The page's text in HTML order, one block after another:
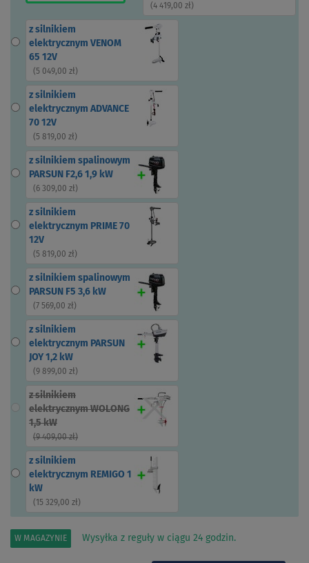
(4 419,00 zł)
z silnikiem
elektrycznym VENOM
65 12V
( 5 049,00 zł)
z silnikiem
elektrycznym ADVANCE
70 12V
( 5 819,00 zł)
z silnikiem spalinowym
PARSUN F2,6 1,9 kW
( 6 309,00 zł)
z silnikiem
elektrycznym PRIME 70
12V
( 5 819,00 zł)
z silnikiem spalinowym
PARSUN F5 3,6 kW
( 7 569,00 zł)
z silnikiem
elektrycznym PARSUN
JOY 1,2 kW
( 9 899,00 zł)
z silnikiem
elektrycznym WOLONG
1,5 kW
(9 409,00 zł)
z silnikiem
elektrycznym REMIGO 1
kW
( 15 329,00 zł)
W MAGAZYNIE Wysyłka z reguły w ciągu 24 godzin.